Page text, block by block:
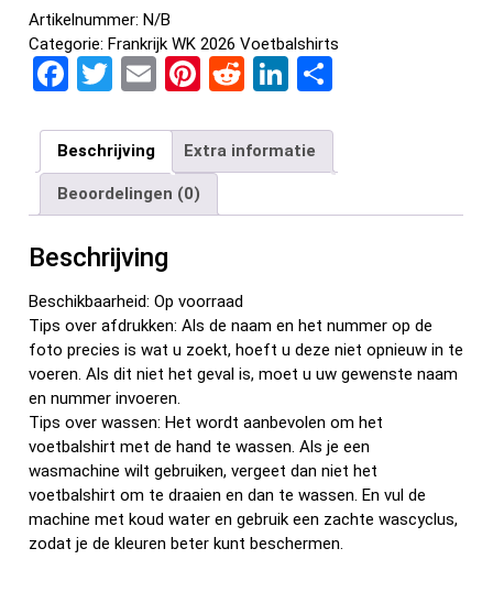
Artikelnummer:N/B
Categorie:Frankrijk WK 2026 Voetbalshirts
F
ce
b
o
o
k
T
tt
er
E
ail
Pi
er
es
t
R
d
di
t
Li
ke
dI
n
e
n
Beschrijving Extra informatie
Beoordelingen (0)
Beschrijving
Beschikbaarheid: Op voorraad
Tips over afdrukken: Als de naam en het nummer op de
foto precies is wat u zoekt, hoeft u deze niet opnieuw in te
voeren. Als dit niet het geval is, moet u uw gewenste naam
en nummer invoeren.
Tips over wassen: Het wordt aanbevolen om het
voetbalshirt met de hand te wassen. Als je een
wasmachine wilt gebruiken, vergeet dan niet het
voetbalshirt om te draaien en dan te wassen. En vul de
machine met koud water en gebruik een zachte wascyclus,
zodat je de kleuren beter kunt beschermen.